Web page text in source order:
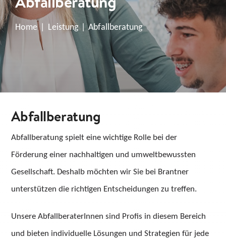
KREISLAUFPRODUKTE
Suche
nach:
Home Leistung Abfallberatung
Abfallberatung
Abfallberatung spielt eine wichtige Rolle bei der
Förderung einer nachhaltigen und umweltbewussten
Gesellschaft. Deshalb möchten wir Sie bei Brantner
unterstützen die richtigen Entscheidungen zu treffen.
Unsere AbfallberaterInnen sind Profis in diesem Bereich
und bieten individuelle Lösungen und Strategien für jede